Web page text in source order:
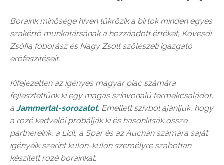
Boraink minősége híven tükrözik a birtok minden egyes
szakértő munkatársának a hozzáadott értékét, Kövesdi
Zsófia főborász és Nagy Zsolt szőlészeti igazgató
erőfeszítéseit.
Kifejezetten az igényes magyar piac számára
fejlesztettünk ki egy magas színvonalú termékcsaládot,
a Jammertal-sorozatot. Emellett szívből ajánljuk, hogy
a rozé kedvelői próbálják ki és hasonlítsák össze
partnereink, a Lidl, a Spar és az Auchan számára saját
igényeik szerint külön-külön személyre szabottan
készített rozé borainkat.